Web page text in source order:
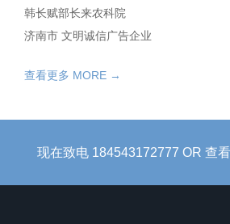
韩长赋部长来农科院
济南市 文明诚信广告企业
查看更多 MORE →
现在致电 184543172777 OR 查